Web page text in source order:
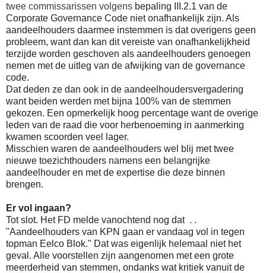
twee commissarissen volgens bepaling III.2.1 van de
Corporate Governance Code niet onafhankelijk zijn. Als
aandeelhouders daarmee instemmen is dat overigens geen
probleem, want dan kan dit vereiste van onafhankelijkheid
terzijde worden geschoven als aandeelhouders genoegen
nemen met de uitleg van de afwijking van de governance
code.
Dat deden ze dan ook in de aandeelhoudersvergadering
want beiden werden met bijna 100% van de stemmen
gekozen. Een opmerkelijk hoog percentage want de overige
leden van de raad die voor herbenoeming in aanmerking
kwamen scoorden veel lager.
Misschien waren de aandeelhouders wel blij met twee
nieuwe toezichthouders namens een belangrijke
aandeelhouder en met de expertise die deze binnen
brengen.
Er vol ingaan?
Tot slot. Het FD melde vanochtend nog dat . .
"Aandeelhouders van KPN gaan er vandaag vol in tegen
topman Eelco Blok." Dat was eigenlijk helemaal niet het
geval. Alle voorstellen zijn aangenomen met een grote
meerderheid van stemmen, ondanks wat kritiek vanuit de